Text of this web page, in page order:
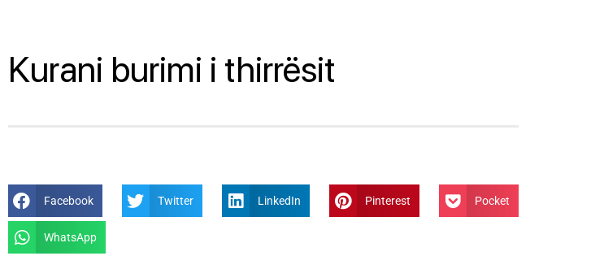
Kurani burimi i thirrësit
Facebook Twitter LinkedIn Pinterest Pocket
WhatsApp